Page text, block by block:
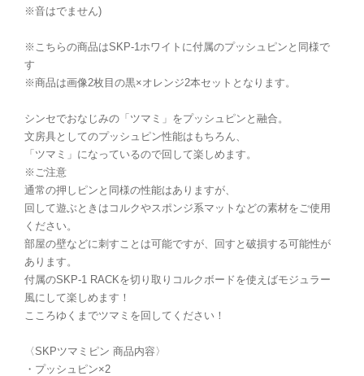
※音はでません)
※こちらの商品はSKP-1ホワイトに付属のプッシュピンと同様で
す
※商品は画像2枚目の黒×オレンジ2本セットとなります。
シンセでおなじみの「ツマミ」をプッシュピンと融合。
文房具としてのプッシュピン性能はもちろん、
「ツマミ」になっているので回して楽しめます。
※ご注意
通常の押しピンと同様の性能はありますが、
回して遊ぶときはコルクやスポンジ系マットなどの素材をご使用
ください。
部屋の壁などに刺すことは可能ですが、回すと破損する可能性が
あります。
付属のSKP-1 RACKを切り取りコルクボードを使えばモジュラー
風にして楽しめます！
こころゆくまでツマミを回してください！
〈SKPツマミピン 商品内容〉
・プッシュピン×2